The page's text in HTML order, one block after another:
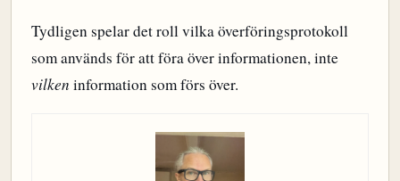
Tydligen spelar det roll vilka överföringsprotokoll
som används för att föra över informationen, inte
vilken information som förs över.